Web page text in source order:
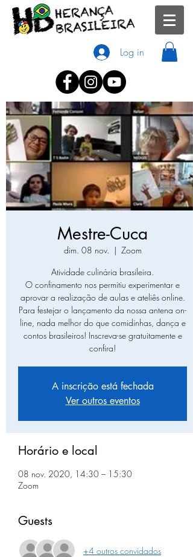
Log in
Mestre-Cuca
dim. 08 nov.
  |
Zoom
Atividade culinária brasileira.
O confinamento nos permitiu experimentar e
aprovar a realização de aulas e ateliês online.
Para festejar o lançamento da nossa antena on-
line, nada melhor do que comidinhas, dança e
contos brasileiros! Inscreva-se gratuitamente e
confira!
A inscrição está fechada
Ver outros eventos
Horário e local
08 nov. 2020, 14:30 – 15:30
Zoom
Guests
+4 outros convidados